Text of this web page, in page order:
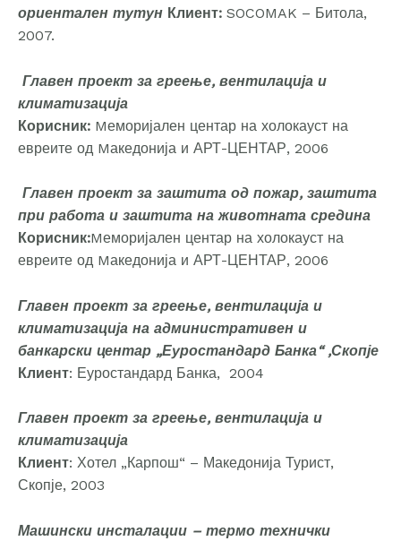
ориентален тутун Клиент: SOCOMAK – Битола,
2007.
Главен проект за греење, вентилација и
климатизација
Корисник: Mеморијален центар на холокауст на
евреите од Mакедонија и АРТ-ЦЕНТАР, 2006
Главен проект за заштита од пожар, заштита
при работа и заштита на животната средина
Корисник:Mеморијален центар на холокауст на
евреите од Mакедонија и АРТ-ЦЕНТАР, 2006
Главен проект за греење, вентилација и
климатизација на административен и
банкарски центар „Еуростандард Банка“ ,Скопје
Клиент: Еуростандард Банка, 2004
Главен проект за греење, вентилација и
климатизација
Клиент: Хотел „Карпош“ – Македонија Турист,
Скопје, 2003
Машински инсталации – термо технички